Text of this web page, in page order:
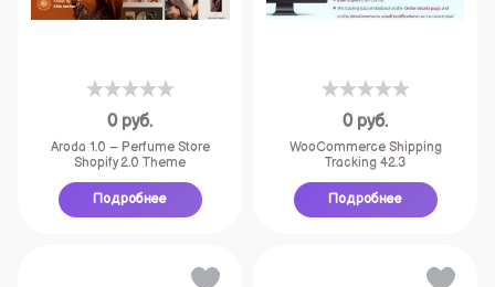
0 руб.
Aroda 1.0 – Perfume Store
Shopify 2.0 Theme
Подробнее
0 руб.
WooCommerce Shipping
Tracking 42.3
Подробнее